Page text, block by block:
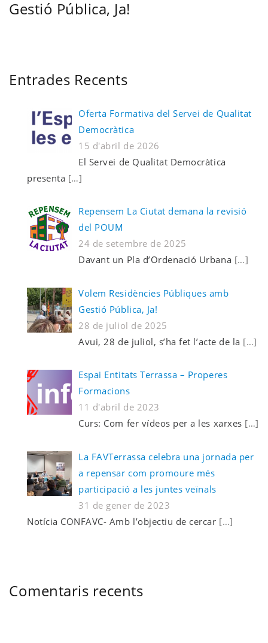
Gestió Pública, Ja!
Entrades Recents
Oferta Formativa del Servei de Qualitat
Democràtica
15 d'abril de 2026
El Servei de Qualitat Democràtica
presenta […]
Repensem La Ciutat demana la revisió
del POUM
24 de setembre de 2025
Davant un Pla d’Ordenació Urbana […]
Volem Residències Públiques amb
Gestió Pública, Ja!
28 de juliol de 2025
Avui, 28 de juliol, s’ha fet l’acte de la […]
Espai Entitats Terrassa – Properes
Formacions
11 d'abril de 2023
Curs: Com fer vídeos per a les xarxes […]
La FAVTerrassa celebra una jornada per
a repensar com promoure més
participació a les juntes veïnals
31 de gener de 2023
Notícia CONFAVC- Amb l’objectiu de cercar […]
Comentaris recents